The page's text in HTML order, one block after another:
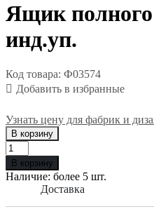
Ящик
инд.уп.
Код товара: Ф03574
Узнать цену для фабрик и
В корзину
В корзину
Наличие: более 5 шт.
Доставка